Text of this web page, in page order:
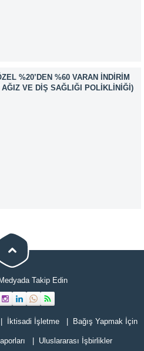
%20’DEN %60 VARAN İNDIRIM
AĞIZ VE DIŞ SAĞLIĞI POLIKLINIĞI)
Takip Edin
İktisadi İşletme Bağış Yapmak İçin
Uluslararası İşbirlikler